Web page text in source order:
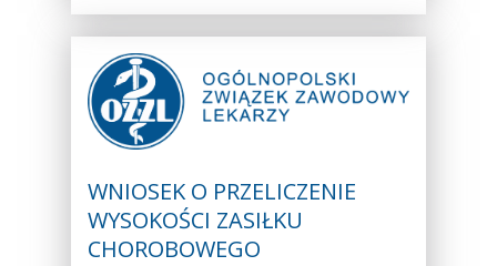
WNIOSEK O PRZELICZENIE
WYSOKOŚCI ZASIŁKU
CHOROBOWEGO